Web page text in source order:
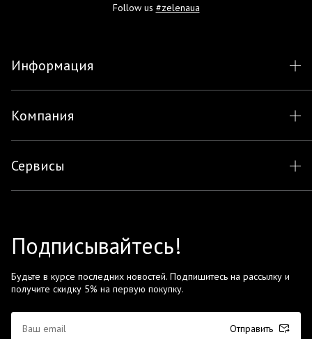
Follow us #zelenaua
Информация
Компания
Сервисы
Подписывайтесь!
Будьте в курсе последних новостей. Подпишитесь на рассылку и
получите скидку 5% на первую покупку.
Отправить